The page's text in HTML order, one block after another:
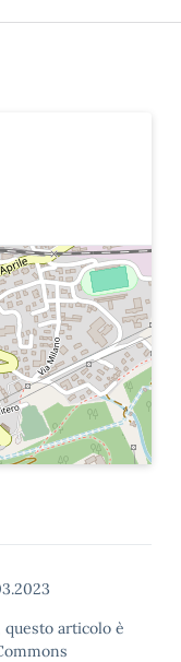
articolo è